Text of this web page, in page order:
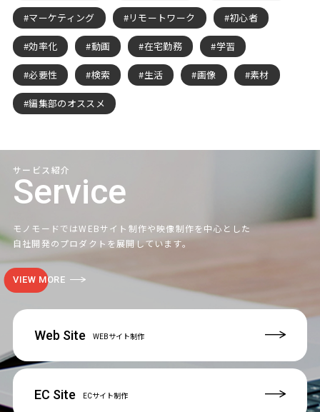
マーケティング リモートワーク 初心者
効率化 動画 在宅勤務 学習
必要性 検索 生活 画像 素材
編集部のオススメ
サービス紹介
Service
モノモードではWEBサイト制作や映像制作を中心とした
自社開発のプロダクトを展開しています。
VIEW MORE
Web Site WEBサイト制作
EC Site ECサイト制作